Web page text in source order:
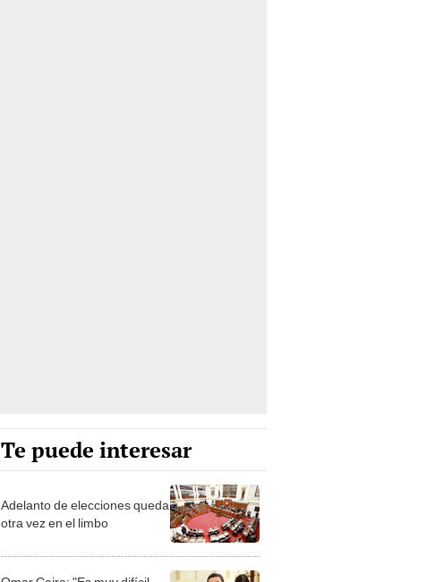
Te puede interesar
Adelanto de elecciones queda
otra vez en el limbo